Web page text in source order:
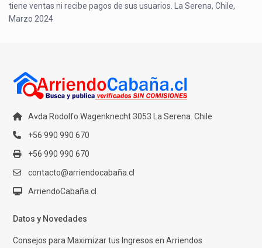
tiene ventas ni recibe pagos de sus usuarios. La Serena, Chile,
Marzo 2024
Avda Rodolfo Wagenknecht 3053 La Serena. Chile
+56 990 990 670
+56 990 990 670
contacto@arriendocabaña.cl
ArriendoCabaña.cl
Datos y Novedades
Consejos para Maximizar tus Ingresos en Arriendos